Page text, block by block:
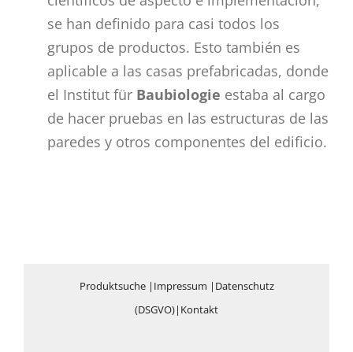
se han definido para casi todos los
grupos de productos. Esto también es
aplicable a las casas prefabricadas, donde
el Institut für Baubiologie estaba al cargo
de hacer pruebas en las estructuras de las
paredes y otros componentes del edificio.
Produktsuche| Impressum | Datenschutz
(DSGVO)| Kontakt